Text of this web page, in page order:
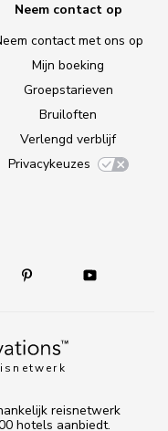
Neem contact op
contact met ons op
Mijn boeking
Groepstarieven
Bruiloften
Verlengd verblijf
Privacykeuzes
reisnetwerk
hotels aanbiedt.